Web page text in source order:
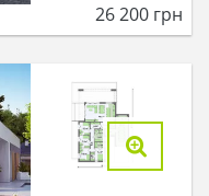
26 200 грн